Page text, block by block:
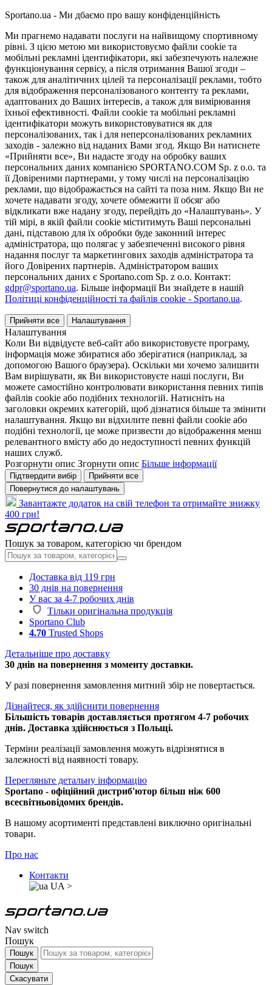
Sportano.ua - Ми дбаємо про вашу конфіденційність
Ми прагнемо надавати послуги на найвищому спортивному
рівні. З цією метою ми використовуємо файли cookie та
мобільні рекламні ідентифікатори, які забезпечують належне
функціонування сервісу, а після отримання Вашої згоди –
також для аналітичних цілей та персоналізації реклами, тобто
для відображення персоналізованого контенту та реклами,
адаптованих до Ваших інтересів, а також для вимірювання
їхньої ефективності. Файли cookie та мобільні рекламні
ідентифікатори можуть використовуватися як для
персоналізованих, так і для неперсоналізованих рекламних
заходів - залежно від наданих Вами згод. Якщо Ви натиснете
«Прийняти все», Ви надасте згоду на обробку ваших
персональних даних компанією SPORTANO.COM Sp. z o.o. та
її Довіреними партнерами, у тому числі на персоналізацію
реклами, що відображається на сайті та поза ним. Якщо Ви не
хочете надавати згоду, хочете обмежити її обсяг або
відкликати вже надану згоду, перейдіть до «Налаштувань». У
тій мірі, в якій файли cookie міститимуть Ваші персональні
дані, підставою для їх обробки буде законний інтерес
адміністратора, що полягає у забезпеченні високого рівня
надання послуг та маркетингових заходів адміністратора та
його Довірених партнерів. Адміністратором ваших
персональних даних є Sportano.com Sp. z o.o. Контакт:
gdpr@sportano.ua. Більше інформації Ви знайдете в нашій
Політиці конфіденційності та файлів cookie - Sportano.ua.
Прийняти все Налаштування
Налаштування
Коли Ви відвідуєте веб-сайт або використовуєте програму,
інформація може збиратися або зберігатися (наприклад, за
допомогою Вашого браузера). Оскільки ми хочемо залишити
Вам вирішувати, як Ви використовуєте наші послуги, Ви
можете самостійно контролювати використання певних типів
файлів cookie або подібних технологій. Натисніть на
заголовки окремих категорій, щоб дізнатися більше та змінити
налаштування. Якщо ви відхилите певні файли cookie або
подібні технології, це може призвести до відображення менш
релевантного вмісту або до недоступності певних функцій
наших служб.
Розгорнути опис Згорнути опис Більше інформації
Підтвердити вибір
Прийняти все
Повернутися до налаштувань
Завантажте додаток на свій телефон та отримайте знижку
400 грн!
Пошук за товаром, категорією чи брендом
Доставка від 119 грн
30 днів на повернення
У вас за 4-7 робочих днів
Тільки оригінальна продукція
Sportano Club
4.70 Trusted Shops
Детальніше про доставку
30 днів на повернення з моменту доставки.
У разі повернення замовлення митний збір не повертається.
Дізнайтеся, як здійснити повернення
Більшість товарів доставляється протягом 4-7 робочих
днів. Доставка здійснюється з Польщі.
Терміни реалізації замовлення можуть відрізнятися в
залежності від наявності товару.
Перегляньте детальну інформацію
Sportano - офіційний дистриб'ютор більш ніж 600
всесвітньовідомих брендів.
В нашому асортименті представлені виключно оригінальні
товари.
Про нас
Контакти
UA >
Nav switch
Пошук
Пошук
Пошук
Скасувати